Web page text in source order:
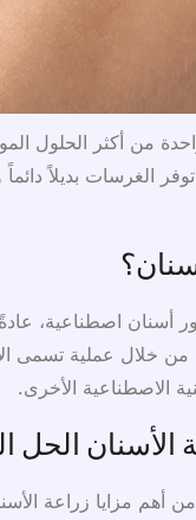
من أكثر الحلول
الغرسات بديلاً
اصطناعية، عادةً
خلال عملية تسمى
الاصطناعية الأخرى.
الأسنان
أهم مزايا زراعة